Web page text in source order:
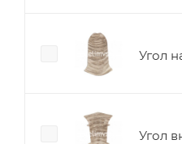
Угол
Угол